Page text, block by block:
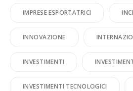
IMPRESE ESPORTATRICI
INNOVAZIONE
INVESTIMENTI
INVESTIMENTI TECNOLOGICI